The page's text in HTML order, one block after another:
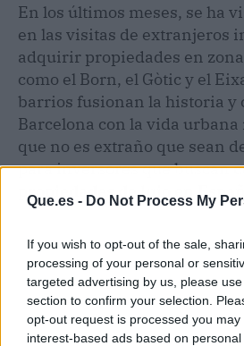
Que.es - Do Not Process My
If you wish to opt-out of the sale,
processing of your personal or
targeted advertising by us, please
section to confirm your selection.
opt-out request is processed you may
interest-based ads based on
En los últimos meses, se ha
en las visitas de extranjeros
adquirir propiedades en
como el Born, el Gòtic y el
barrios fusionan la historia y
Barcelona con la vida
que no es extraño que sean
para inversores que buscan
propiedades de lujo en España